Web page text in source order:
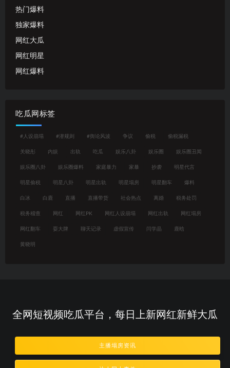
热门爆料
独家爆料
网红大瓜
网红明星
网红爆料
吃瓜网标签
#人设崩塌 #潜规则 #舆论风波 争议 偷税 偷税漏税
关晓彤 内娱 出轨 吃瓜 娱乐八卦 娱乐圈 娱乐圈丑闻
娱乐圈八卦 娱乐圈爆料 家庭暴力 家暴 抄袭 明星代言
明星偷税 明星八卦 明星出轨 明星塌房 明星翻车 爆料
白冰 白鹿 直播 直播带货 社会热点 离婚 税务处罚
税务稽查 网红 网红PK 网红人设崩塌 网红出轨 网红塌房
网红翻车 耍大牌 聊天记录 虚假宣传 闫学晶 鹿晗
黄晓明
全网短视频吃瓜平台，每日上新网红新鲜大瓜
主播塌房资讯